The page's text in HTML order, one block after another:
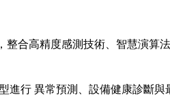
合高精度感測技術、智慧演算
行 異常預測、設備健康診斷